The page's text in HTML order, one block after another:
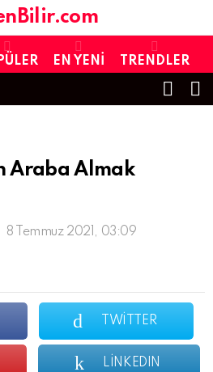
EN YENI TRENDLER
Araba Almak
8 Temmuz 2021, 03:09
TWITTER
LINKEDIN